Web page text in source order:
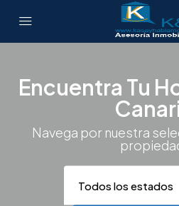
Encuentra Tu
Navega por nuestra
Todos los estados